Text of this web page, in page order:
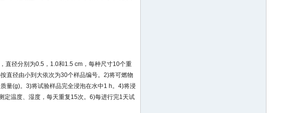
直径分别为0.5，1.0和1.5 cm，每种尺寸10个重
直径由小到大依次为30个样品编号。2)将可燃物
量(g)。3)将试验样品完全浸泡在水中1 h。4)将浸
定温度、湿度，每天重复15次。6)每进行完1天试